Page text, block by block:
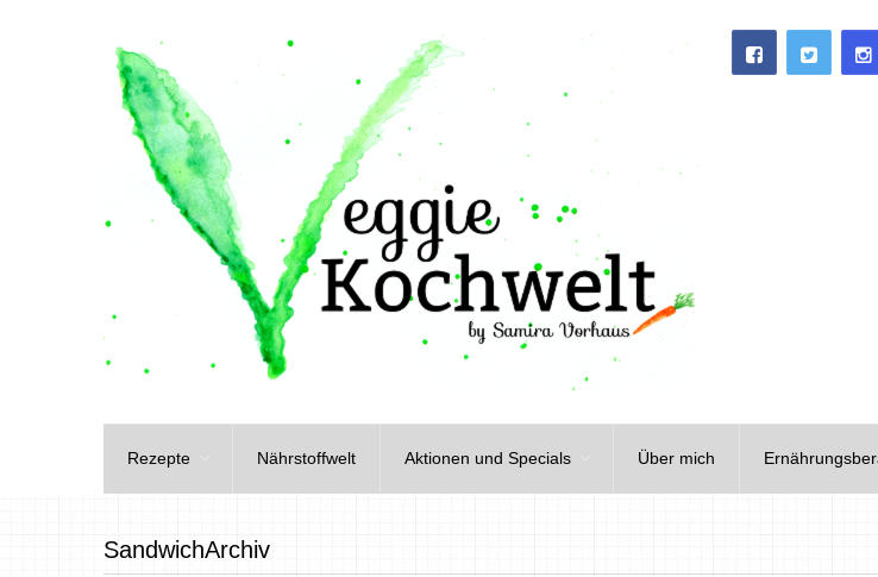
Rezepte Nährstoffwelt Aktionen und Specials Über mich
SandwichArchiv